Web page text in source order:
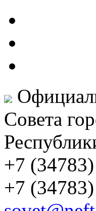
Совета
+7
+7